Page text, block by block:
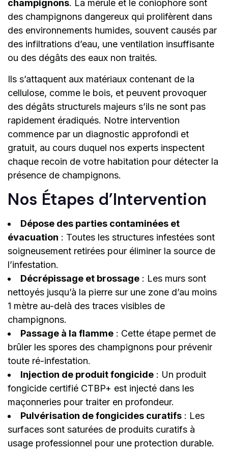
champignons. La mérule et le coniophore sont
des champignons dangereux qui prolifèrent dans
des environnements humides, souvent causés par
des infiltrations d’eau, une ventilation insuffisante
ou des dégâts des eaux non traités.
Ils s’attaquent aux matériaux contenant de la
cellulose, comme le bois, et peuvent provoquer
des dégâts structurels majeurs s’ils ne sont pas
rapidement éradiqués. Notre intervention
commence par un diagnostic approfondi et
gratuit, au cours duquel nos experts inspectent
chaque recoin de votre habitation pour détecter la
présence de champignons.
Nos Étapes d’Intervention
Dépose des parties contaminées et
évacuation : Toutes les structures infestées sont
soigneusement retirées pour éliminer la source de
l’infestation.
Décrépissage et brossage : Les murs sont
nettoyés jusqu’à la pierre sur une zone d’au moins
1 mètre au-delà des traces visibles de
champignons.
Passage à la flamme : Cette étape permet de
brûler les spores des champignons pour prévenir
toute ré-infestation.
Injection de produit fongicide : Un produit
fongicide certifié CTBP+ est injecté dans les
maçonneries pour traiter en profondeur.
Pulvérisation de fongicides curatifs : Les
surfaces sont saturées de produits curatifs à
usage professionnel pour une protection durable.